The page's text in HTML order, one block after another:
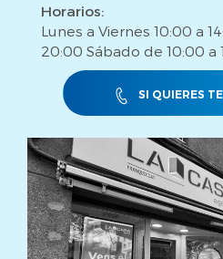
Horarios:
Lunes a Viernes 10:00 a
20:00 Sábado de 10:00 a
SI QUIERES